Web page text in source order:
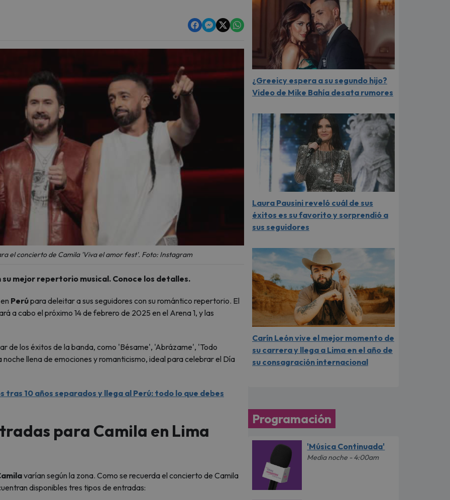
el concierto de Camila 'Viva el amor fest'. Foto: Instagram
mejor repertorio musical. Conoce los detalles.
Perúpara deleitar a sus seguidores con su romántico repertorio. El
a cabo el próximo 14 de febrero de 2025 en el Arena 1, y las
de los éxitos de la banda, como 'Bésame', 'Abrázame', 'Todo
llena de emociones y romanticismo, ideal para celebrar el Día
tras 10 años separados y llega al Perú: todo lo que debes
para Camila en Lima
varían según la zona. Como se recuerda el concierto de Camila
disponibles tres tipos de entradas:
¿Greeicy espera a su segundo hijo?
Video de Mike Bahía desata rumores
Laura Pausini reveló cuál de sus
éxitos es su favorito y sorprendió a
sus seguidores
Carín León vive el mejor momento de
su carrera y llega a Lima en el año de
su consagración internacional
Programación
'Música Continuada'
Media noche - 4:00am